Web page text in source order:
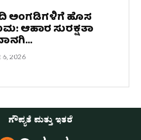
ಅಂಗಡಿಗಳಿಗೆ ಹೊಸ
ಆಹಾರ ಸುರಕ್ಷತಾ
6, 2026
ಗೌಪ್ಯತೆ ಮತ್ತು ಇತರೆ